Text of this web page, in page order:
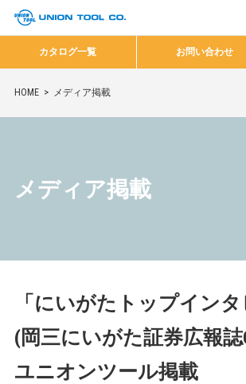
カタログ一覧 お問い合わせ
HOME メディア掲載
メディア掲載
「にいがたトップインタ
(岡三にいがた証券広報誌
ユニオンツール掲載